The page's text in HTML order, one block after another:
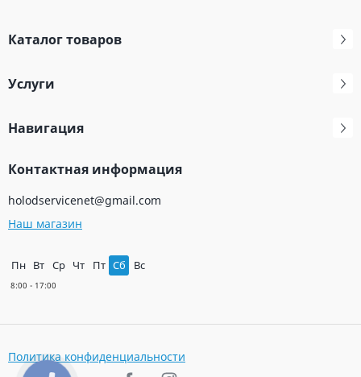
Каталог товаров
Услуги
Навигация
Контактная информация
holodservicenet@gmail.com
Наш магазин
Пн Вт Ср Чт Пт Сб Вс
Политика конфиденциальности